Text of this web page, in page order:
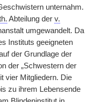
unternahm.
Abteilung der v.
umgewandelt. Da
Instituts geeigneten
der Grundlage der
der „Schwestern der
vier Mitgliedern. Die
zu ihrem Lebensende